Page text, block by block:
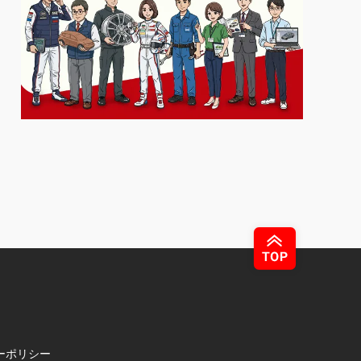
ポリシー